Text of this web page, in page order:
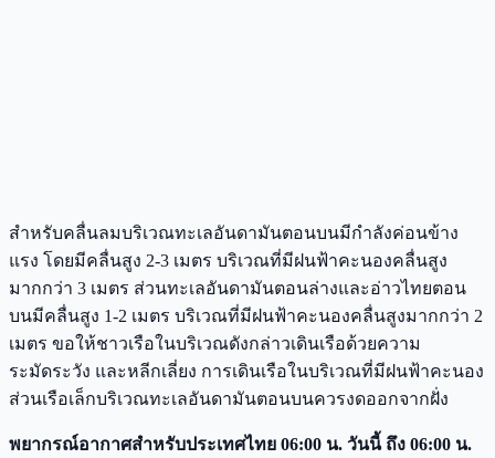
สำหรับคลื่นลมบริเวณทะเลอันดามันตอนบนมีกำลังค่อนข้าง
แรง โดยมีคลื่นสูง 2-3 เมตร บริเวณที่มีฝนฟ้าคะนองคลื่นสูง
มากกว่า 3 เมตร ส่วนทะเลอันดามันตอนล่างและอ่าวไทยตอน
บนมีคลื่นสูง 1-2 เมตร บริเวณที่มีฝนฟ้าคะนองคลื่นสูงมากกว่า 2
เมตร ขอให้ชาวเรือในบริเวณดังกล่าวเดินเรือด้วยความ
ระมัดระวัง และหลีกเลี่ยง การเดินเรือในบริเวณที่มีฝนฟ้าคะนอง
ส่วนเรือเล็กบริเวณทะเลอันดามันตอนบนควรงดออกจากฝั่ง
พยากรณ์อากาศสำหรับประเทศไทย 06:00 น. วันนี้ ถึง 06:00 น.